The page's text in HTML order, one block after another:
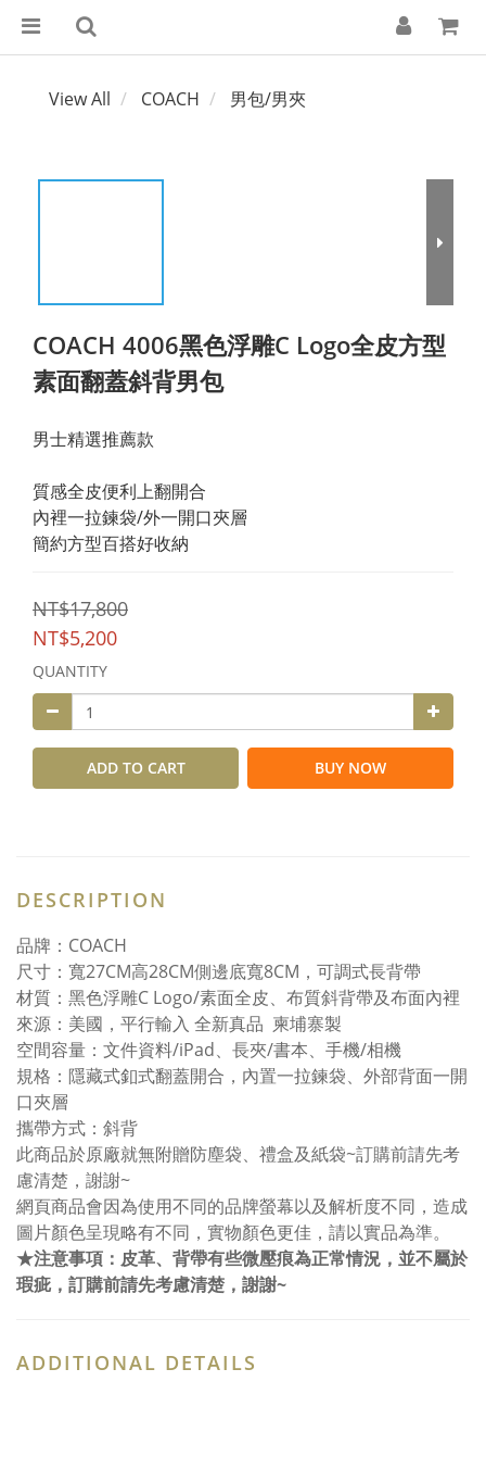
View All COACH 男包/男夾
COACH 4006黑色浮雕C Logo全皮方型
素面翻蓋斜背男包
男士精選推薦款
質感全皮便利上翻開合
內裡一拉鍊袋/外一開口夾層
簡約方型百搭好收納
NT$17,800
NT$5,200
QUANTITY
ADD TO CART BUY NOW
DESCRIPTION
品牌：COACH
尺寸：寬27CM高28CM側邊底寬8CM，可調式長背帶
材質：黑色浮雕C Logo/素面全皮、布質斜背帶及布面內裡
來源：美國，平行輸入 全新真品 柬埔寨製
空間容量：文件資料/iPad、長夾/書本、手機/相機
規格：隱藏式釦式翻蓋開合，內置一拉鍊袋、外部背面一開
口夾層
攜帶方式：斜背
此商品於原廠就無附贈防塵袋、禮盒及紙袋~訂購前請先考
慮清楚，謝謝~
網頁商品會因為使用不同的品牌螢幕以及解析度不同，造成
圖片顏色呈現略有不同，實物顏色更佳，請以實品為準。
★注意事項：皮革、背帶有些微壓痕為正常情況，並不屬於
瑕疵，訂購前請先考慮清楚，謝謝~
ADDITIONAL DETAILS